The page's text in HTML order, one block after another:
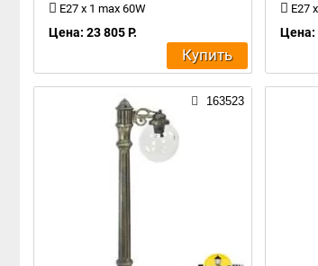
E27 x 1 max 60W
Цена: 23 805 Р.
Купить
E27
Цена:
163523